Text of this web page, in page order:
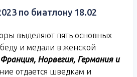
по биатлону 18.02
выделяют пять основных
и медали в женской
Норвегия, Германия и
отдается шведкам и